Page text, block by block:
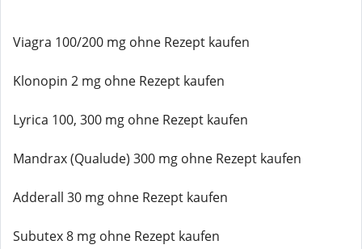
Viagra 100/200 mg ohne Rezept kaufen
Klonopin 2 mg ohne Rezept kaufen
Lyrica 100, 300 mg ohne Rezept kaufen
Mandrax (Qualude) 300 mg ohne Rezept kaufen
Adderall 30 mg ohne Rezept kaufen
Subutex 8 mg ohne Rezept kaufen